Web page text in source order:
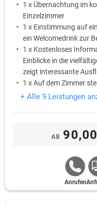
1 x Übernachtung im
Einzelzimmer
1 x Einstimmung auf
ein Welcomedrink zur
1 x Kostenloses
Einblicke in die
zeigt interessante
1 x Auf dem Zimmer
1 x Ein süßes
+ Alle 9 Leistungen
AB
Anrufen